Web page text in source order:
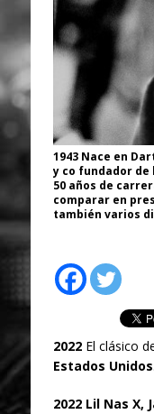
1943 Nace en
y co fundador de
50 años de
comparar en
también varios
2022El clásico
Estados Unidos.
2022 Lil Nas X,